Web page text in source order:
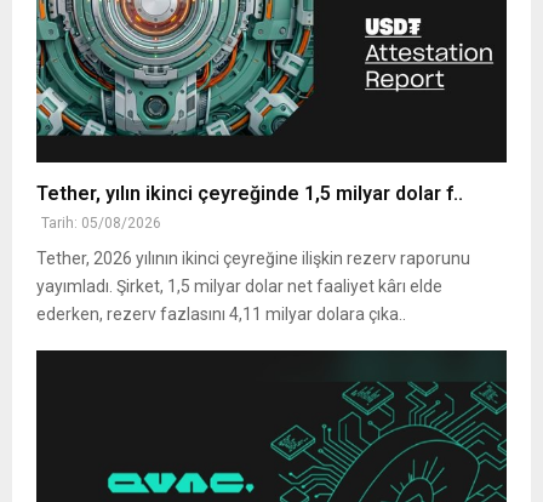
Tether, yılın ikinci çeyreğinde 1,5 milyar dolar f..
Tarih: 05/08/2026
Tether, 2026 yılının ikinci çeyreğine ilişkin rezerv raporunu
yayımladı. Şirket, 1,5 milyar dolar net faaliyet kârı elde
ederken, rezerv fazlasını 4,11 milyar dolara çıka..